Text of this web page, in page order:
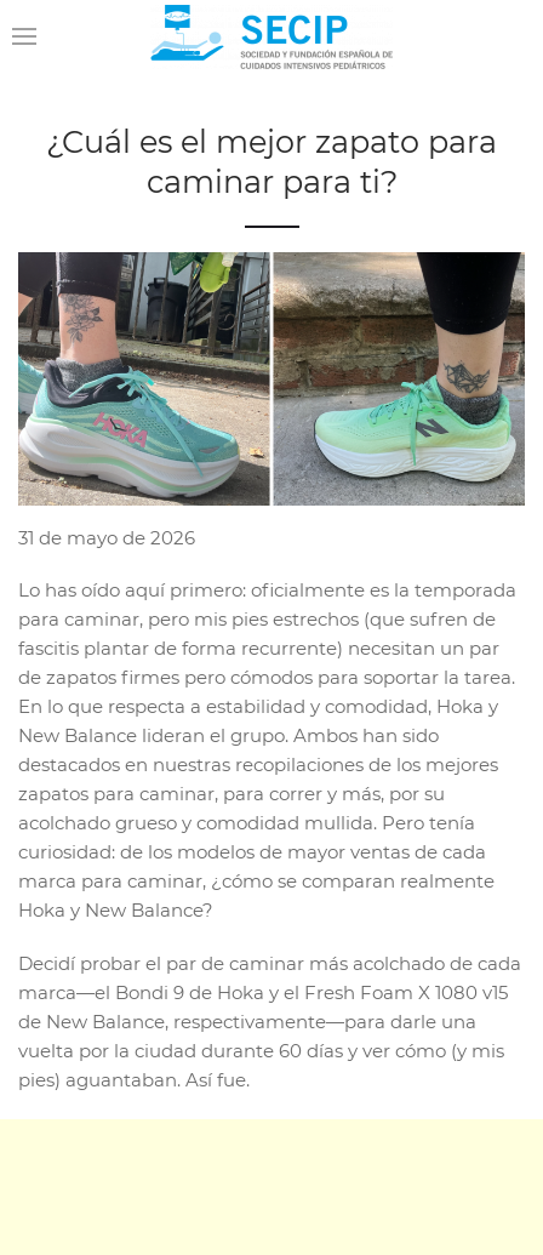
¿Cuál es el mejor zapato para
caminar para ti?
31 de mayo de 2026
Lo has oído aquí primero: oficialmente es la temporada
para caminar, pero mis pies estrechos (que sufren de
fascitis plantar de forma recurrente) necesitan un par
de zapatos firmes pero cómodos para soportar la tarea.
En lo que respecta a estabilidad y comodidad, Hoka y
New Balance lideran el grupo. Ambos han sido
destacados en nuestras recopilaciones de los mejores
zapatos para caminar, para correr y más, por su
acolchado grueso y comodidad mullida. Pero tenía
curiosidad: de los modelos de mayor ventas de cada
marca para caminar, ¿cómo se comparan realmente
Hoka y New Balance?
Decidí probar el par de caminar más acolchado de cada
marca—el Bondi 9 de Hoka y el Fresh Foam X 1080 v15
de New Balance, respectivamente—para darle una
vuelta por la ciudad durante 60 días y ver cómo (y mis
pies) aguantaban. Así fue.